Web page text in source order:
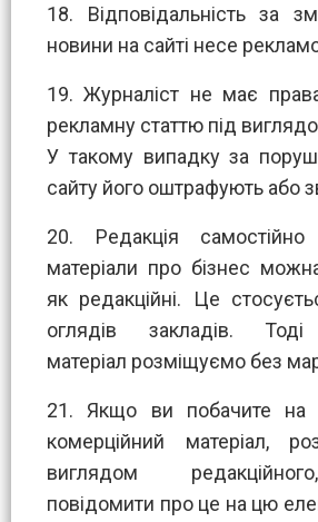
18. Відповідальність за
новини на сайті несе
19. Журналіст не має
рекламну статтю під
У такому випадку за
сайту його оштрафують або
20. Редакція самостійно
матеріали про бізнес
як редакційні. Це
оглядів закладів. Тоді
матеріал розміщуємо без
21. Якщо ви побачите на
комерційний матеріал,
виглядом
повідомити про це на цю